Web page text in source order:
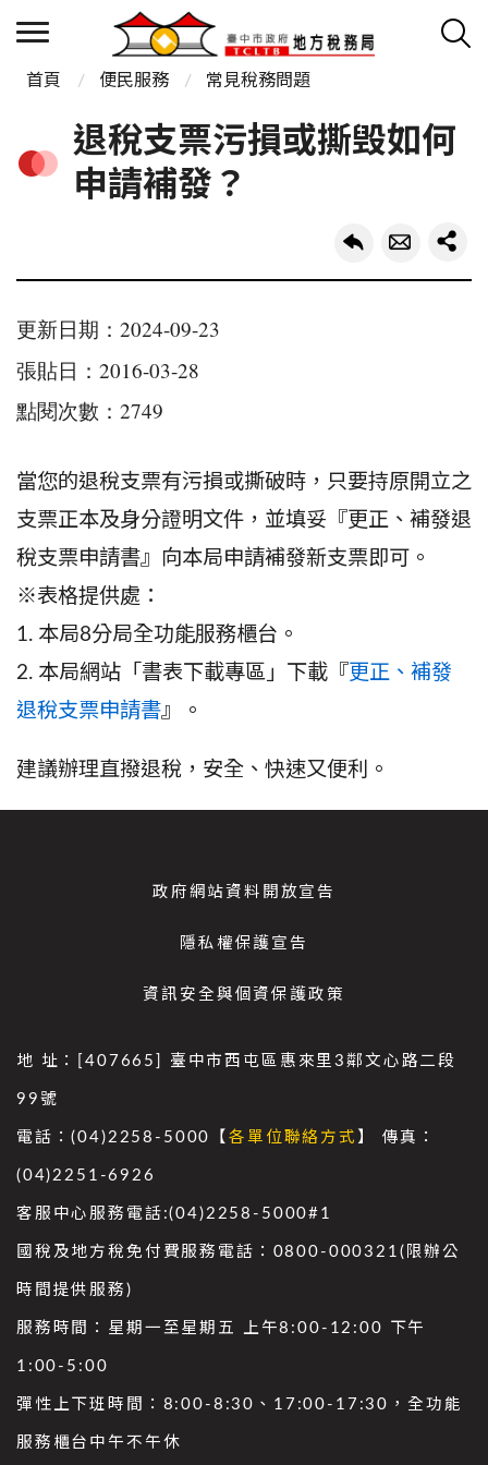
首頁 便民服務 常見稅務問題
退稅支票污損或撕毁如何
申請補發？
更新日期：2024-09-23
張貼日：2016-03-28
點閱次數：2749
當您的退稅支票有污損或撕破時，只要持原開立之
支票正本及身分證明文件，並填妥『更正、補發退
稅支票申請書』向本局申請補發新支票即可。
※表格提供處：
1. 本局8分局全功能服務櫃台。
2. 本局網站「書表下載專區」下載『 更正、補發
退稅支票申請書』。
建議辦理直撥退稅，安全、快速又便利。
政府網站資料開放宣告
隱私權保護宣告
資訊安全與個資保護政策
地 址：[407665] 臺中市西屯區惠來里3鄰文心路二段
99號
電話：(04)2258-5000【各單位聯絡方式 】 傳真：
(04)2251-6926
客服中心服務電話:(04)2258-5000#1
國稅及地方稅免付費服務電話：0800-000321(限辦公
時間提供服務)
服務時間：星期一至星期五 上午8:00-12:00 下午
1:00-5:00
彈性上下班時間：8:00-8:30、17:00-17:30，全功能
服務櫃台中午不午休